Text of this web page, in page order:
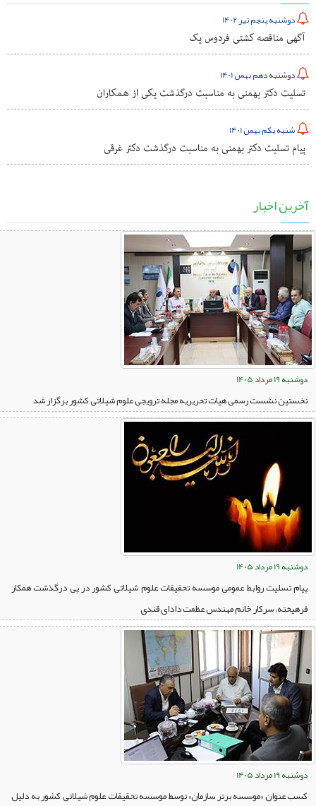
دوشنبه پنجم تیر 1402
آگهی مناقصه کشتی فردوس یک
دوشنبه دهم بهمن 1401
تسلیت دکتر بهمنی به مناسبت درگذشت یکی از همکاران
شنبه یکم بهمن 1401
پیام تسلیت دکتر بهمنی به مناسبت درگذشت دکتر غرقی
آخرین اخبار
دوشنبه 19 مرداد 1405
نخستین نشست رسمی هیات تحریریه مجله ترویجی علوم شیلاتی کشور برگزار شد
دوشنبه 19 مرداد 1405
پیام تسلیت روابط عمومی موسسه تحقیقات علوم شیلاتی کشور در پی درگذشت همکار
فرهیخته، سرکار خانم مهندس عظمت دادای قندی
دوشنبه 19 مرداد 1405
کسب عنوان «موسسه برتر سازمان» توسط موسسه تحقیقات علوم شیلاتی کشور به دلیل